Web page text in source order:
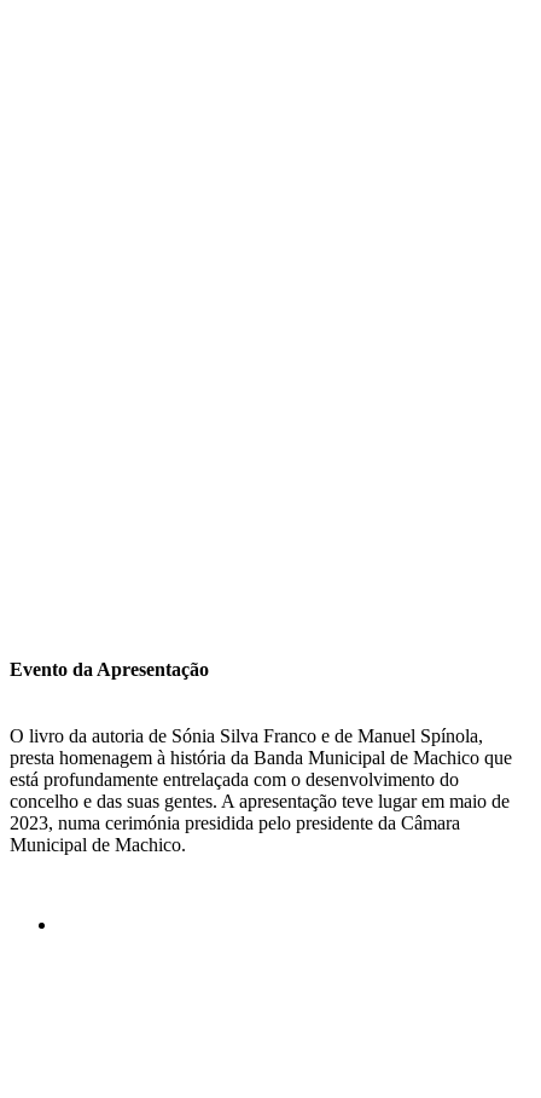
Evento da Apresentação
O livro da autoria de Sónia Silva Franco e de Manuel Spínola,
presta homenagem à história da Banda Municipal de Machico que
está profundamente entrelaçada com o desenvolvimento do
concelho e das suas gentes. A apresentação teve lugar em maio de
2023, numa cerimónia presidida pelo presidente da Câmara
Municipal de Machico.